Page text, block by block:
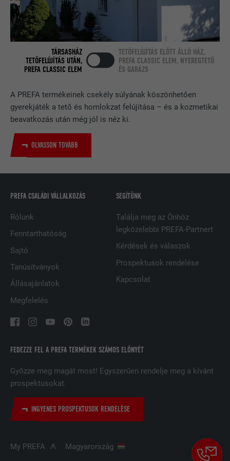
A PREFA termékeinek csekély súlyának köszönhetően
gyerekjáték a tető és homlokzat felújítása – és a kozmetikai
beavatkozás után még jól is néz ki.
OLVASSON TOVÁBB
TÁRSASHÁZ
TETŐFELÚJÍTÁS UTÁN,
PREFA CLASSIC ELEM
TETŐFELÚJÍTÁS ELŐTT ÁLLÓ HÁZ,
PREFA CLASSIC ELEM, NYEREGTETŐ
ÉS GARÁZS
FEDEZZE FEL A PREFA TERMÉKEK SZÁMOS ELŐNYÉT
Győzze meg magát most! Egyszerűen rendelje meg a kívánt
prospektusokat.
INGYENES PROSPEKTUSOK RENDELÉSE
PREFA CSALÁDI VÁLLALKOZÁS
Rólunk
Fenntarthatóság
Sajtó
Tanúsítványok
Állásajánlatok
Megfelelés
SEGÍTÜNK
Találja meg az Önhöz
legközelebbi PREFA-Partnert
Kérdések és válaszok
Prospektusok rendelése
Kapcsolat
My PREFA Magyarország
tartalmaz.
NÉV bcookie
SZOLGÁLTATÓ LinkedIn
FOLYAMAT
A LinkedIn közösségi hálózati
szolgáltatás használja, célja a
FOLYAMAT
CÉL
szolgáltatás használja, célja a
beágyazott szolgáltatások nyomon
NÉV UserMatchHistory
LinkedIn
FOLYAMAT 29 nap
CÉL
a céllal, hogy jól illeszkedő hirdetéseket